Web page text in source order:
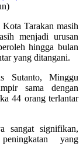
Tarakan masih
menjadi urusan
hingga bulan
yang ditangani.
Sutanto, Minggu
sama dengan
44 orang terlantar
sangat signifikan,
yang